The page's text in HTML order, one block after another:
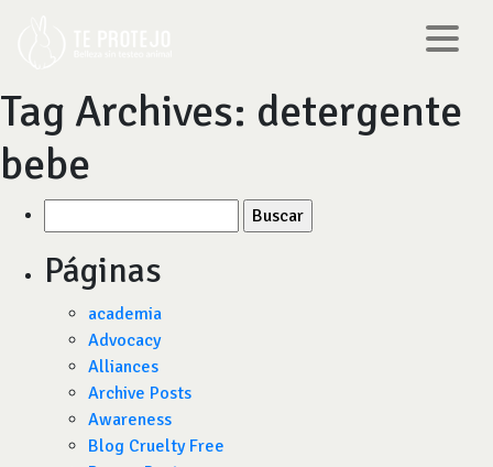
Tag Archives: detergente
bebe
por:
Páginas
academia
Advocacy
Alliances
Archive Posts
Awareness
Blog Cruelty Free